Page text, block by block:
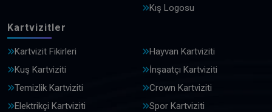
Kış Logosu
Kartvizitler
Kartvizit Fikirleri
Hayvan Kartviziti
Kuş Kartviziti
İnşaatçı Kartviziti
Temizlik Kartviziti
Crown Kartviziti
Elektrikçi Kartviziti
Spor Kartviziti